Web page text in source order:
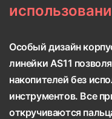
Особый дизайн
линейки AS11
накопителей без
инструментов. Все
откручиваются